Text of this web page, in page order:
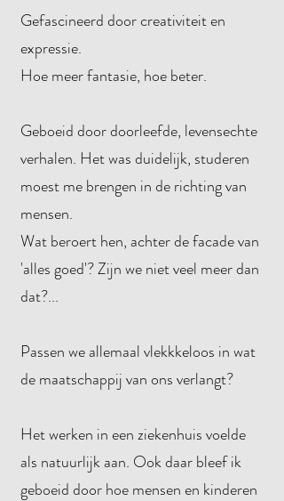
Gefascineerd door creativiteit en
expressie.
Hoe meer fantasie, hoe beter.
Geboeid door doorleefde, levensechte
verhalen. Het was duidelijk, studeren
moest me brengen in de richting van
mensen.
Wat beroert hen, achter de facade van
'alles goed'? Zijn we niet veel meer dan
dat?...
Passen we allemaal vlekkkeloos in wat
de maatschappij van ons verlangt?
Het werken in een ziekenhuis voelde
als natuurlijk aan. Ook daar bleef ik
geboeid door hoe mensen en kinderen